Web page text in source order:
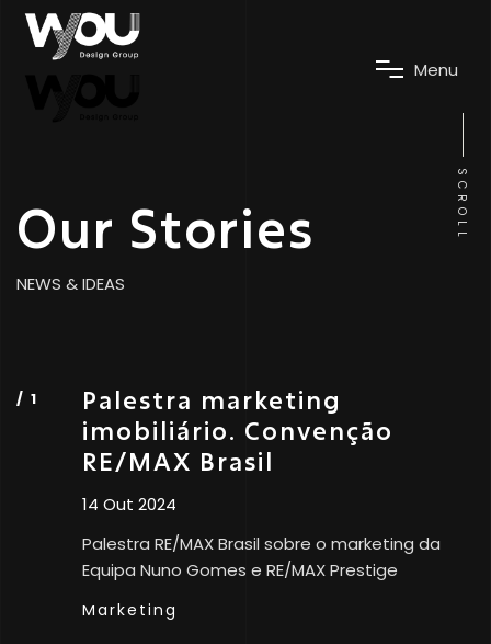
Menu
Our Stories
NEWS & IDEAS
SCROLL
Palestra marketing
imobiliário. Convenção
RE/MAX Brasil
14 Out 2024
Palestra RE/MAX Brasil sobre o marketing da
Equipa Nuno Gomes e RE/MAX Prestige
Marketing